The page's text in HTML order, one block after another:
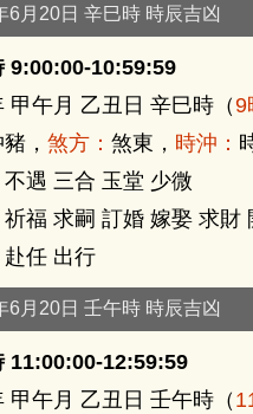
6月20日 辛巳時 時辰吉凶
9:00:00-10:59:59
甲午月 乙丑日 辛巳時（9
， 煞方： 煞東， 時沖：
不遇 三合 玉堂 少微
祈福 求嗣 訂婚 嫁娶 求財
赴任 出行
6月20日 壬午時 時辰吉凶
11:00:00-12:59:59
甲午月 乙丑日 壬午時（